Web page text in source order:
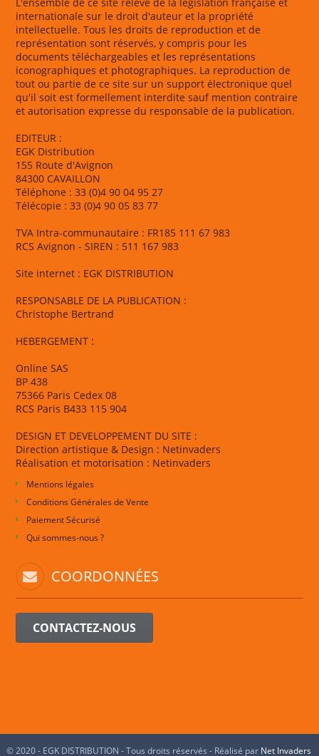
internationale sur le droit d'auteur et la propriété
intellectuelle. Tous les droits de reproduction et de
représentation sont réservés, y compris pour les
documents téléchargeables et les représentations
iconographiques et photographiques. La reproduction de
tout ou partie de ce site sur un support électronique quel
qu'il soit est formellement interdite sauf mention contraire
et autorisation expresse du responsable de la publication.
EDITEUR :
EGK Distribution
155 Route d'Avignon
84300 CAVAILLON
Téléphone : 33 (0)4 90 04 95 27
Télécopie : 33 (0)4 90 05 83 77
TVA Intra-communautaire : FR185 111 67 983
RCS Avignon - SIREN : 511 167 983
Site internet : EGK DISTRIBUTION
RESPONSABLE DE LA PUBLICATION :
Christophe Bertrand
HEBERGEMENT :
Online SAS
BP 438
75366 Paris Cedex 08
RCS Paris B433 115 904
DESIGN ET DEVELOPPEMENT DU SITE :
Direction artistique & Design : Netinvaders
Réalisation et motorisation : Netinvaders
Mentions légales
Conditions Générales de Vente
Paiement Sécurisé
Qui sommes-nous ?
COORDONNÉES
CONTACTEZ-NOUS
© 2020 - EGK DISTRIBUTION - Tous droits réservés - Réalisé par Net Invaders